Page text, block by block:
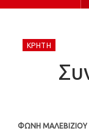
ΚΡΉΤΗ
ΦΩΝΗ ΜΑΛΕΒΙΖΙΟΥ